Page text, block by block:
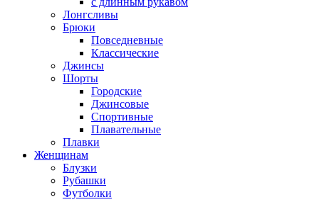
Лонгсливы
Брюки
Повседневные
Классические
Джинсы
Шорты
Городские
Джинсовые
Спортивные
Плавательные
Плавки
Женщинам
Блузки
Рубашки
Футболки